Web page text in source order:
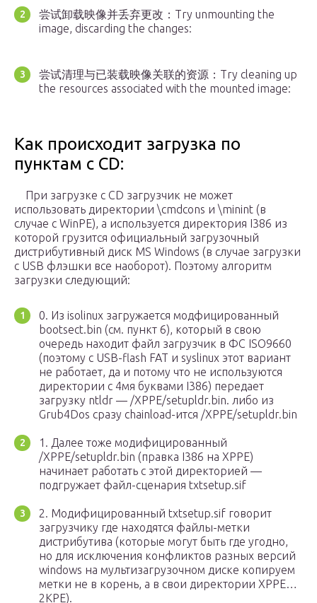
尝试卸载映像并丢弃更改：Try unmounting the
image, discarding the changes:
尝试清理与已装载映像关联的资源：Try cleaning up
the resources associated with the mounted image:
Как происходит загрузка по
пунктам с CD:
При загрузке с CD загрузчик не может
использовать директории \cmdcons и \minint (в
случае с WinPE), а используется директория I386 из
которой грузится официальный загрузочный
дистрибутивный диск MS Windows (в случае загрузки
с USB флэшки все наоборот). Поэтому алгоритм
загрузки следующий:
0. Из isolinux загружается модфицированный
bootsect.bin (см. пункт 6), который в свою
очередь находит файл загрузчик в ФС ISO9660
(поэтому с USB-flash FAT и syslinux этот вариант
не работает, да и потому что не используются
директории с 4мя буквами I386) передает
загрузку ntldr — /XPPE/setupldr.bin. либо из
Grub4Dos сразу chainload-ится /XPPE/setupldr.bin
1. Далее тоже модифицированный
/XPPE/setupldr.bin (правка I386 на XPPE)
начинает работать с этой директорией —
подгружает файл-сценария txtsetup.sif
2. Модифицированный txtsetup.sif говорит
загрузчику где находятся файлы-метки
дистрибутива (которые могут быть где угодно,
но для исключения конфликтов разных версий
windows на мультизагрузочном диске копируем
метки не в корень, а в свои директории XPPE…
2KPE).